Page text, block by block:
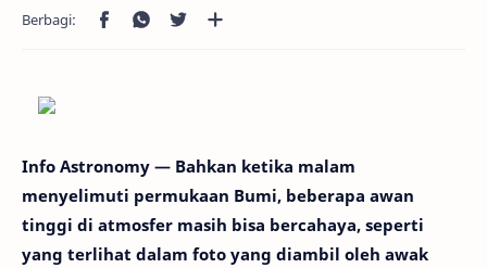
Info Astronomy — Bahkan ketika malam
menyelimuti permukaan Bumi, beberapa awan
tinggi di atmosfer masih bisa bercahaya, seperti
yang terlihat dalam foto yang diambil oleh awak